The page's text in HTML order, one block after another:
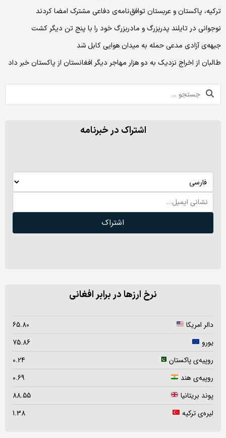
ترکیه، پاکستان و عربستان توافق‌نامه‌ی دفاعی مشترک امضا کردند
نوجوانی در تایلند پدربزرگ و مادربزرگ خود را با پنج تن دیگر کشت
جبهه‌ی آزادی مدعی حمله به میدان هوایی کابل شد
طالبان از اخراج نزدیک به دو هزار مهاجر دیگر افغانستان از پاکستان خبر داد
اشتراک در خبرنامه
اشتراک
نرخ ارزها در برابر افغانی
دالر امریکا
65.80
یورو
75.86
روپیه‌ی پاکستان
0.24
روپیه‌ی هند
0.69
پوند بریتانیا
88.55
لیره‌ی ترکیه
1.38